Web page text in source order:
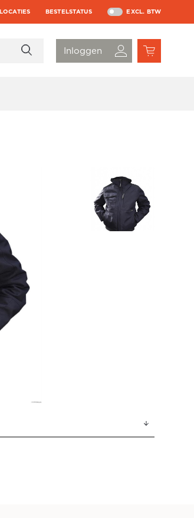
LOCATIES BESTELSTATUS EXCL. BTW